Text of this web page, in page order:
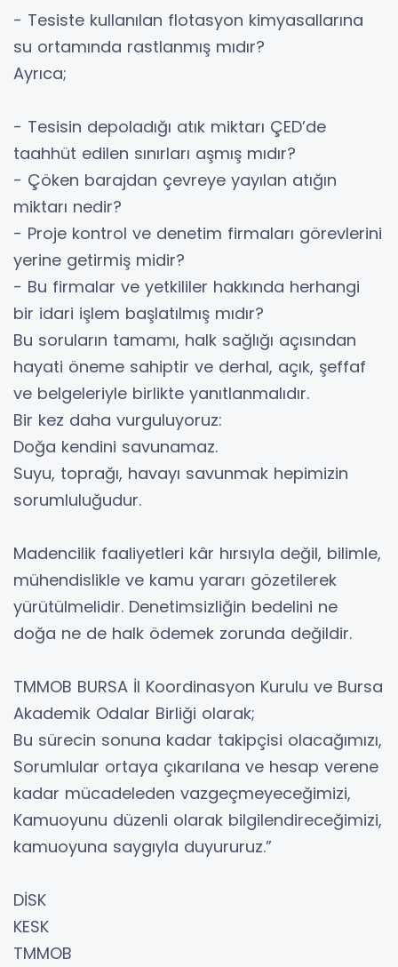
- Tesiste kullanılan flotasyon kimyasallarına
su ortamında rastlanmış mıdır?
Ayrıca;
- Tesisin depoladığı atık miktarı ÇED’de
taahhüt edilen sınırları aşmış mıdır?
- Çöken barajdan çevreye yayılan atığın
miktarı nedir?
- Proje kontrol ve denetim firmaları görevlerini
yerine getirmiş midir?
- Bu firmalar ve yetkililer hakkında herhangi
bir idari işlem başlatılmış mıdır?
Bu soruların tamamı, halk sağlığı açısından
hayati öneme sahiptir ve derhal, açık, şeffaf
ve belgeleriyle birlikte yanıtlanmalıdır.
Bir kez daha vurguluyoruz:
Doğa kendini savunamaz.
Suyu, toprağı, havayı savunmak hepimizin
sorumluluğudur.
Madencilik faaliyetleri kâr hırsıyla değil, bilimle,
mühendislikle ve kamu yararı gözetilerek
yürütülmelidir. Denetimsizliğin bedelini ne
doğa ne de halk ödemek zorunda değildir.
TMMOB BURSA İl Koordinasyon Kurulu ve Bursa
Akademik Odalar Birliği olarak;
Bu sürecin sonuna kadar takipçisi olacağımızı,
Sorumlular ortaya çıkarılana ve hesap verene
kadar mücadeleden vazgeçmeyeceğimizi,
Kamuoyunu düzenli olarak bilgilendireceğimizi,
kamuoyuna saygıyla duyururuz.”
DİSK
KESK
TMMOB